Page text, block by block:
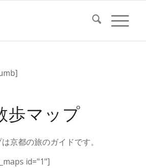
歩マップ
京都の旅のガイドです。
id="1"]